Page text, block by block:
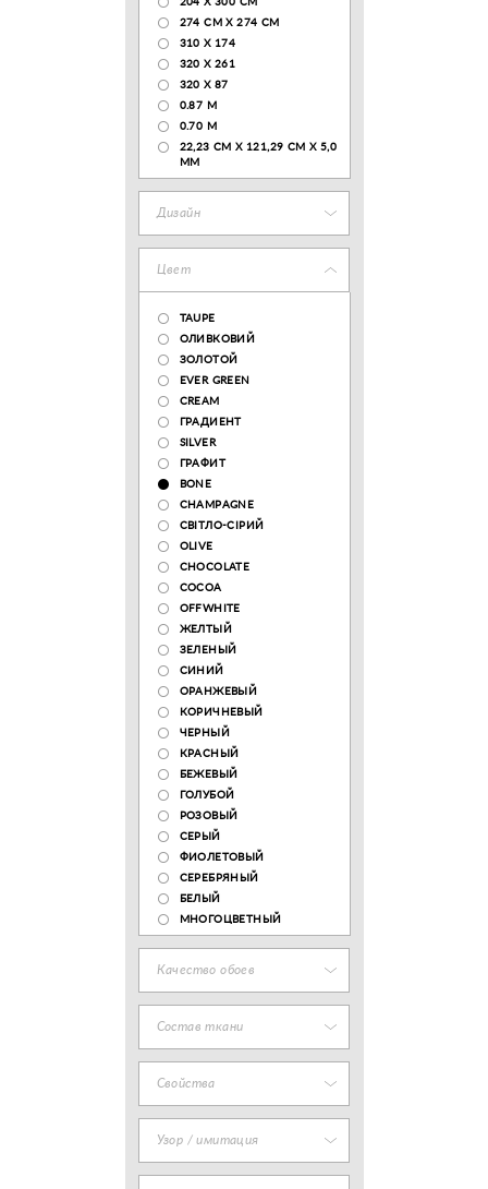
204 Х 300 СМ
274 СМ Х 274 СМ
310 X 174
320 X 261
320 X 87
0.87 M
0.70 M
22,23 CM X 121,29 CM X 5,0
MM
Дизайн
Цвет
TAUPE
ОЛИВКОВИЙ
ЗОЛОТОЙ
EVER GREEN
CREAM
ГРАДИЕНТ
SILVER
ГРАФИТ
BONE
CHAMPAGNE
СВІТЛО-СІРИЙ
OLIVE
CHOCOLATE
COCOA
OFFWHITE
ЖЕЛТЫЙ
ЗЕЛЕНЫЙ
СИНИЙ
ОРАНЖЕВЫЙ
КОРИЧНЕВЫЙ
ЧЕРНЫЙ
КРАСНЫЙ
БЕЖЕВЫЙ
ГОЛУБОЙ
РОЗОВЫЙ
СЕРЫЙ
ФИОЛЕТОВЫЙ
СЕРЕБРЯНЫЙ
БЕЛЫЙ
МНОГОЦВЕТНЫЙ
Качество обоев
Состав ткани
Свойства
Узор / имитация